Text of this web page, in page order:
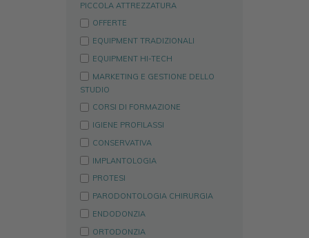
PICCOLA ATTREZZATURA
OFFERTE
EQUIPMENT TRADIZIONALI
EQUIPMENT HI-TECH
MARKETING E GESTIONE DELLO
STUDIO
CORSI DI FORMAZIONE
IGIENE PROFILASSI
CONSERVATIVA
IMPLANTOLOGIA
PROTESI
PARODONTOLOGIA CHIRURGIA
ENDODONZIA
ORTODONZIA